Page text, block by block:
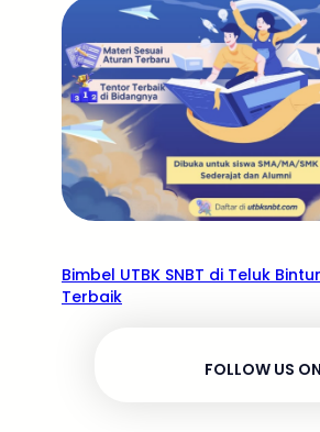
Bimbel UTBK SNBT di Teluk
Terbaik
FOLLOW US ON